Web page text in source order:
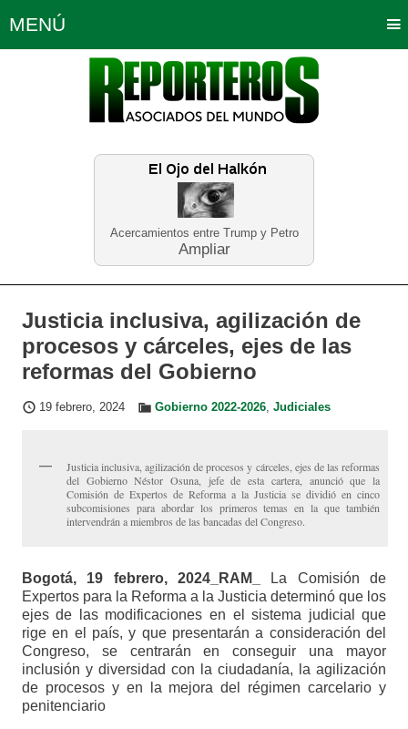
Acercamientos entre Trump y Petro
Ampliar
MENÚ
Política Opinión Bogotá
Planeta Tierra Deportes
Educación Neira
Justicia inclusiva, agilización de
procesos y cárceles, ejes de las
reformas del Gobierno
19 febrero, 2024 Gobierno 2022-2026, Judiciales
Justicia inclusiva, agilización de procesos y cárceles, ejes de las reformas
del Gobierno Néstor Osuna, jefe de esta cartera, anunció que la
Comisión de Expertos de Reforma a la Justicia se dividió en cinco
subcomisiones para abordar los primeros temas en la que también
intervendrán a miembros de las bancadas del Congreso.
Bogotá, 19 febrero, 2024_RAM_
La Comisión de
Expertos para la Reforma a la Justicia determinó que los
ejes de las modificaciones en el sistema judicial que
rige en el país, y que presentarán a consideración del
Congreso, se centrarán en conseguir una mayor
inclusión y diversidad con la ciudadanía, la agilización
de procesos y en la mejora del régimen carcelario y
penitenciario